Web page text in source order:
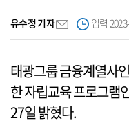
유수정 기자 입력
태광그룹 금융계열사
한 자립교육 프로그램
27일 밝혔다.